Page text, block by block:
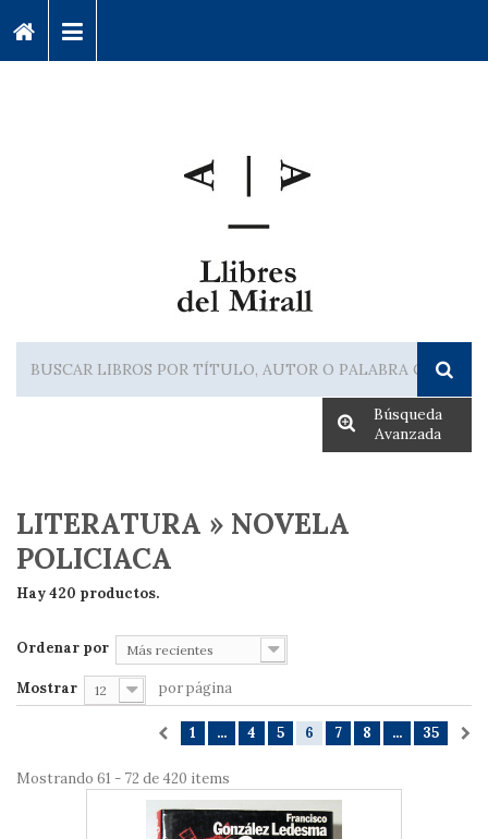
Búsqueda
Avanzada
LITERATURA » NOVELA
POLICIACA
Hay 420 productos.
Ordenar por Más recientes
Mostrar 12 por página
1 ... 4 5 6 7 8 ... 35
Mostrando 61 - 72 de 420 items